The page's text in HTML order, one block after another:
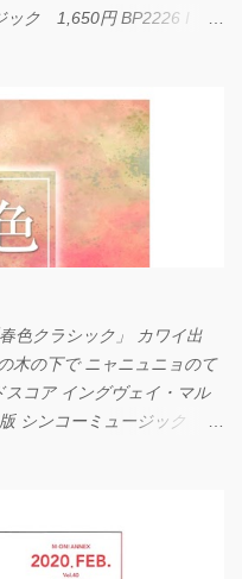
ック 1,650円 BP2226 I
色クラシック」 カワイ出
木の下で ニャニュニョのて
コア イングヴェイ・マル
シンコーミュージック